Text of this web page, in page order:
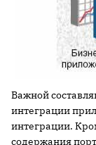
Важной
интеграции
интеграции.
содержания